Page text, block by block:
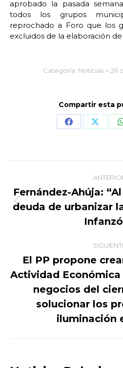
aprobado la pasada
todos los grupos
reprochado a Foro que los
excluidos de la elaboración
Categoría: Noticias 26
Compartir esta
Share Share
Navegación
entre
Fernández-Ahúja:
deuda de urbanizar
El PP propone
Actividad Económica
negocios del
solucionar los
iluminación